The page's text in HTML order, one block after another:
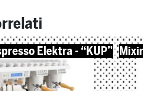
Elektra - “KUP”